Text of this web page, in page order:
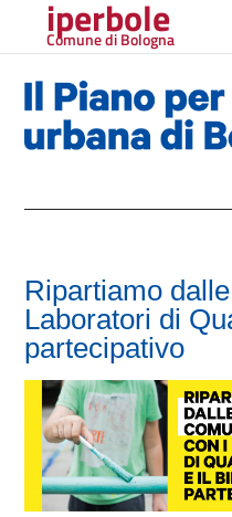
iperbole
Comune di Bologna
Ripartiamo
Laboratori di
partecipativo